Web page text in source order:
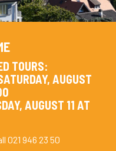
1 2 3
TOURS:
AUGUST
AUGUST 11 AT
021 946 23 50